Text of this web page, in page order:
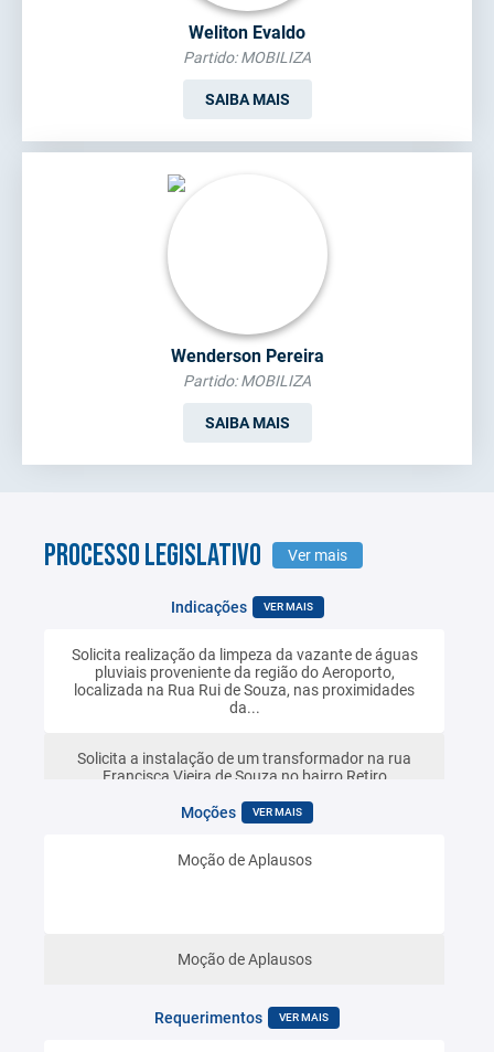
Weliton Evaldo
Partido: MOBILIZA
SAIBA MAIS
Wenderson Pereira
Partido: MOBILIZA
SAIBA MAIS
PROCESSO LEGISLATIVO Ver mais
Indicações VER MAIS
Solicita realização da limpeza da vazante de águas
pluviais proveniente da região do Aeroporto,
localizada na Rua Rui de Souza, nas proximidades
da...
Solicita a instalação de um transformador na rua
Francisca Vieira de Souza no bairro Retiro
Solicita a reforma do ponto de ônibus localizado na
Solicita a instalação de uma placa de identificação no
Moções VER MAIS
Moção de Aplausos
Moção de Aplausos
Requerimentos VER MAIS